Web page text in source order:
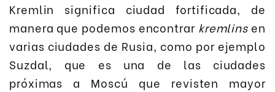
Kremlin significa ciudad fortificada, de
manera que podemos encontrar kremlins en
varias ciudades de Rusia, como por ejemplo
Suzdal, que es una de las ciudades
próximas a Moscú que revisten mayor